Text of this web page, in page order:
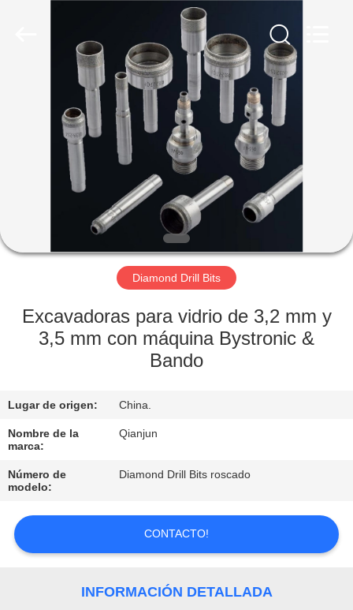
PRODUCTOS
SOBRE
NOSOTROS
VISITA
LA
FÁBRICA
DE
CALIDAD
CONTACTO
NOTICIAS
SOLICITAR
Diamond Drill Bits
Excavadoras para vidrio de 3,2 mm y
3,5 mm con máquina Bystronic &
Bando
Lugar de origen: China.
Nombre de la
marca:
Qianjun
Número de
modelo:
Diamond Drill Bits roscado
CONTACTO!
INFORMACIÓN DETALLADA